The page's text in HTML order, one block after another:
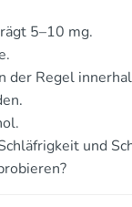
5–10 mg.
Regel
und